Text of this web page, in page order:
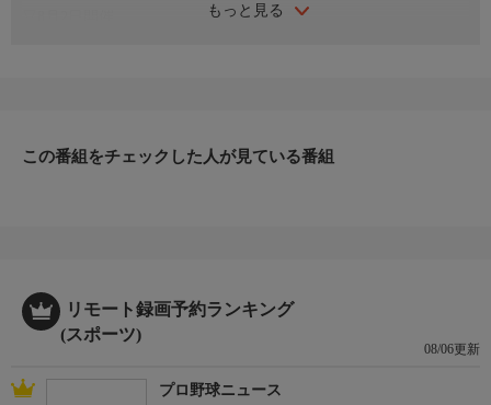
もっと見る
この番組をチェックした人が見ている番組
リモート録画予約ランキング
(スポーツ)
08/06更新
プロ野球ニュース